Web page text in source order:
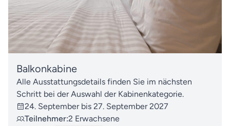
Balkonkabine
Alle Ausstattungsdetails finden Sie im nächsten
Schritt bei der Auswahl der Kabinenkategorie.
24. September bis 27. September 2027
Teilnehmer:2 Erwachsene